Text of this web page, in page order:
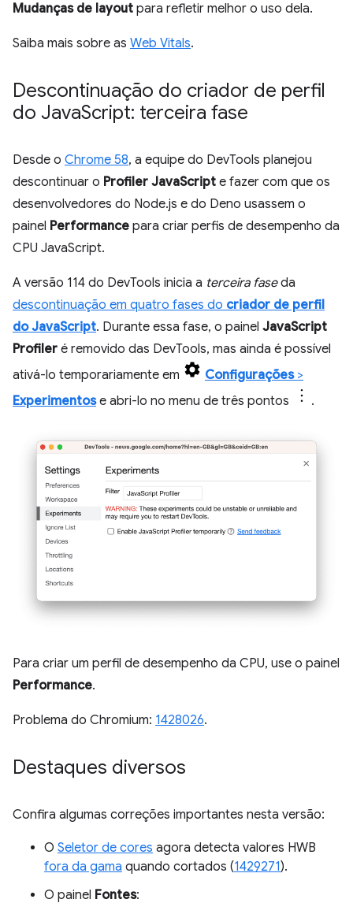
Mudanças de layout para refletir melhor o uso dela.
Saiba mais sobre as Web Vitals.
Descontinuação do criador de perfil
do JavaScript: terceira fase
Desde o Chrome 58, a equipe do DevTools planejou
descontinuar o Profiler JavaScript e fazer com que os
desenvolvedores do Node.js e do Deno usassem o
painel Performance para criar perfis de desempenho da
CPU JavaScript.
A versão 114 do DevTools inicia a terceira faseda
descontinuação em quatro fases do criador de perfil
do JavaScript. Durante essa fase, o painel JavaScript
Profiler é removido das DevTools, mas ainda é possível
ativá-lo temporariamente em
Configurações>
Experimentose abri-lo no menu de três pontos .
Para criar um perfil de desempenho da CPU, use o painel
Performance.
Problema do Chromium: 1428026.
Destaques diversos
Confira algumas correções importantes nesta versão:
O Seletor de cores agora detecta valores HWB
fora da gama quando cortados (1429271).
O painel Fontes: